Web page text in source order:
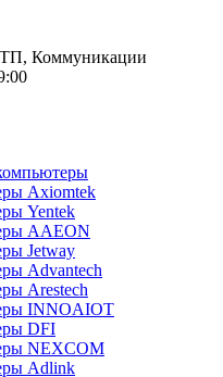
Коммуникации
Axiomtek
Yentek
AAEON
Jetway
Advantech
Arestech
INNOAIOT
DFI
NEXCOM
Adlink